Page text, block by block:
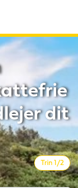
dit
Trin 1/2